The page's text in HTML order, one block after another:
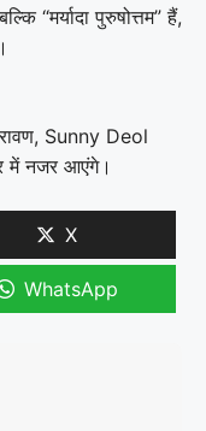
“मर्यादा पुरुषोत्तम” हैं,
Sunny Deol
में नजर आएंगे।
X
WhatsApp